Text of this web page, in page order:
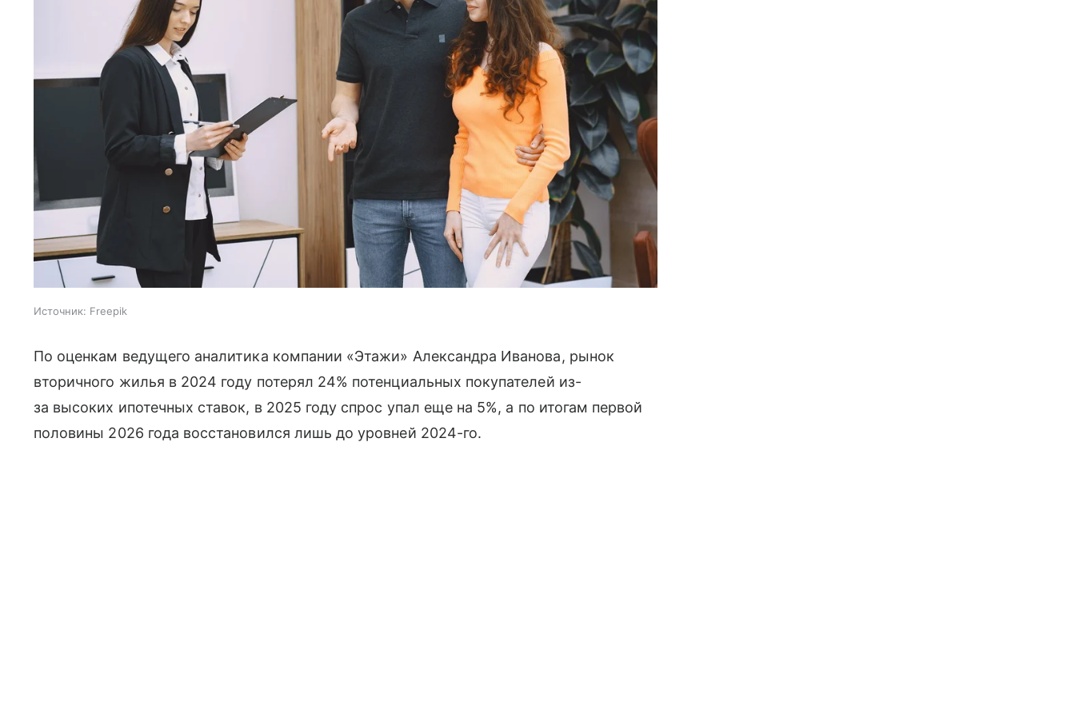
Источник: Freepik
По оценкам ведущего аналитика компании «Этажи» Александра Иванова, рынок
вторичного жилья в 2024 году потерял 24% потенциальных покупателей из-
за высоких ипотечных ставок, в 2025 году спрос упал еще на 5%, а по итогам первой
половины 2026 года восстановился лишь до уровней 2024-го.